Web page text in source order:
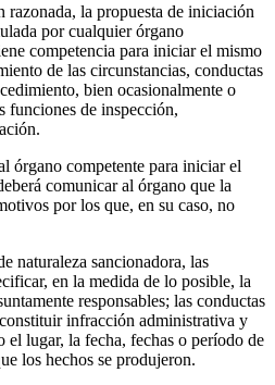
razonada, la propuesta de iniciación
por cualquier órgano
competencia para iniciar el mismo
de las circunstancias, conductas
bien ocasionalmente o
funciones de inspección,
órgano competente para iniciar el
comunicar al órgano que la
por los que, en su caso, no
naturaleza sancionadora, las
en la medida de lo posible, la
responsables; las conductas
infracción administrativa y
el lugar, la fecha, fechas o período de
los hechos se produjeron.